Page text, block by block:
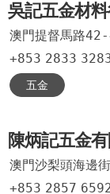
吳記五金材
澳門提督馬路
+853 2833
五金
陳炳記五金
澳門沙梨頭海邊
+853 2857